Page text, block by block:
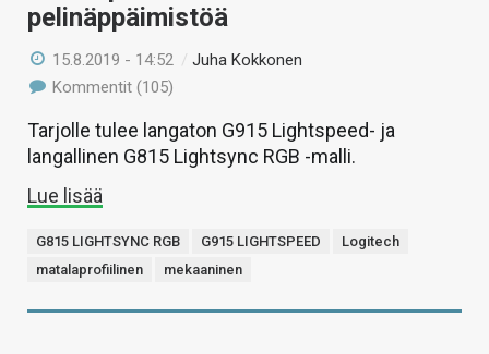
pelinäppäimistöä
15.8.2019 - 14:52 /Juha Kokkonen
Kommentit (105)
Tarjolle tulee langaton G915 Lightspeed- ja
langallinen G815 Lightsync RGB -malli.
Lue lisää
G815 LIGHTSYNC RGB G915 LIGHTSPEED
Logitech
matalaprofiilinen
mekaaninen